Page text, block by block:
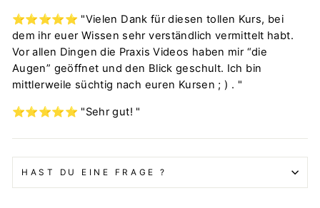
⭐️⭐️⭐️⭐️⭐️ "Vielen Dank für diesen tollen Kurs, bei
dem ihr euer Wissen sehr verständlich vermittelt habt.
Vor allen Dingen die Praxis Videos haben mir “die
Augen” geöffnet und den Blick geschult. Ich bin
mittlerweile süchtig nach euren Kursen ; ) . "
⭐️⭐️⭐️⭐️⭐️ "Sehr gut! "
HAST DU EINE FRAGE ?